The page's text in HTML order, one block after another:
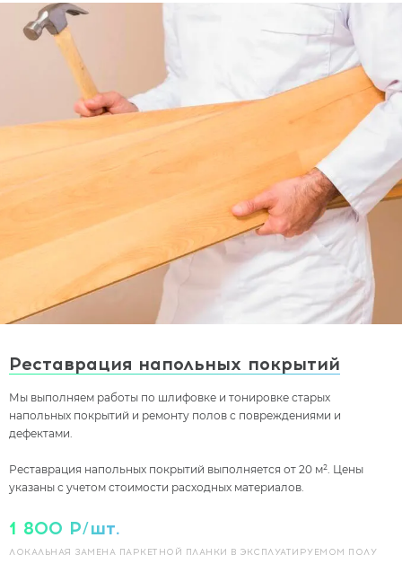
Реставрация напольных покрытий
Мы выполняем работы по шлифовке и тонировке старых
напольных покрытий и ремонту полов с повреждениями и
дефектами.
Реставрация напольных покрытий выполняется от 20 м². Цены
указаны с учетом стоимости расходных материалов.
1 800 Р/шт.
ЛОКАЛЬНАЯ ЗАМЕНА ПАРКЕТНОЙ ПЛАНКИ В ЭКСПЛУАТИРУЕМОМ ПОЛУ